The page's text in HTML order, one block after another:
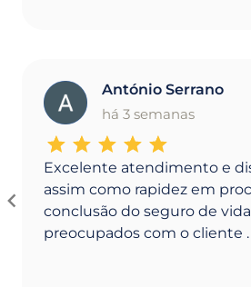
A
António Serrano
há 3 semanas
Excelente atendimento e
assim como rapidez em
conclusão do seguro de
preocupados com o cliente .